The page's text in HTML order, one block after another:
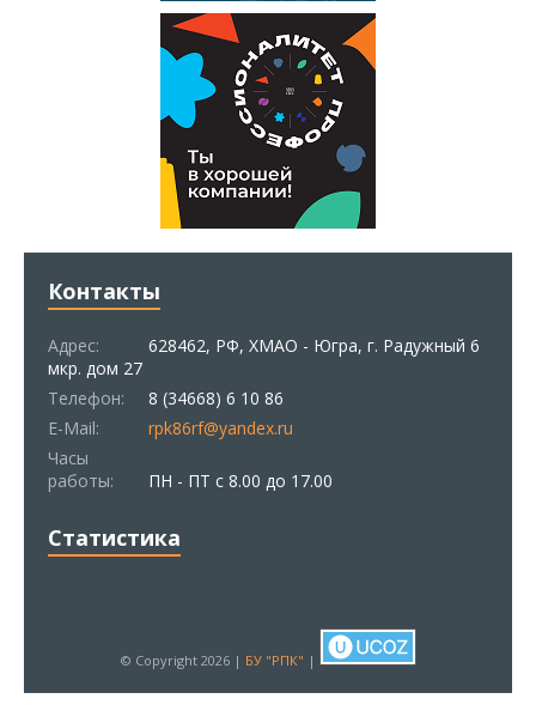
Контакты
Адрес:
628462, РФ, ХМАО - Югра, г. Радужный 6
мкр. дом 27
Телефон:
8 (34668) 6 10 86
E-Mail:
rpk86rf@yandex.ru
Часы
работы:
ПН - ПТ с 8.00 до 17.00
Статистика
© Copyright 2026 | БУ "РПК" |